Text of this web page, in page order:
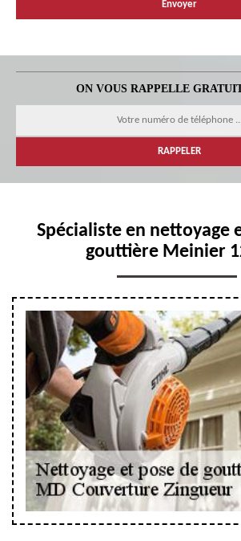
ON VOUS RAPPELLE
Spécialiste en nettoyage
gouttière Meinier